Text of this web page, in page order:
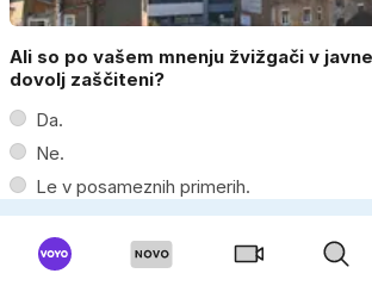
Ali so po vašem mnenju žvižgači v
dovolj zaščiteni?
Da.
Ne.
Le v posameznih primerih.
Ne vem.
Moški